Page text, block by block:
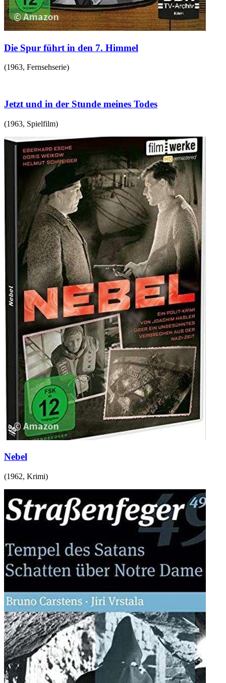
Die Spur führt in den 7. Himmel
(1963, Fernsehserie)
Jetzt und in der Stunde meines Todes
(1963, Spielfilm)
Nebel
(1962, Krimi)